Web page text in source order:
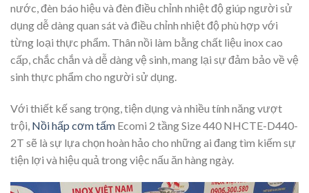
nước, đèn báo hiệu và đèn điều chỉnh nhiệt độ giúp người sử
dụng dễ dàng quan sát và điều chỉnh nhiệt độ phù hợp với
từng loại thực phẩm. Thân nồi làm bằng chất liệu inox cao
cấp, chắc chắn và dễ dàng vệ sinh, mang lại sự đảm bảo về vệ
sinh thực phẩm cho người sử dụng.
Với thiết kế sang trọng, tiện dụng và nhiều tính năng vượt
trội, Nồi hấp cơm tấm Ecomi 2 tầng Size 440 NHCTE-D440-
2T sẽ là sự lựa chọn hoàn hảo cho những ai đang tìm kiếm sự
tiện lợi và hiệu quả trong việc nấu ăn hàng ngày.